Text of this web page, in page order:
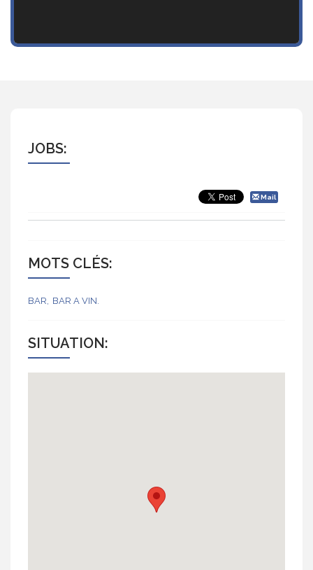
JOBS:
Mail
MOTS CLÉS:
BAR BAR A VIN
SITUATION: